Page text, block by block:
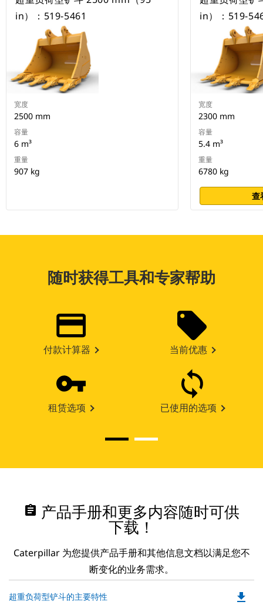
in）：519-5461
宽度
2500 mm
容量
6 m³
重量
907 kg
in）：519-
宽度
2300 mm
容量
5.4 m³
重量
6780 kg
查
随时获得工具和专家帮助
付款计算器 当前优惠
租赁选项 已使用的选项
assignment 产品手册和更多内容随时可供
下载！
Caterpillar 为您提供产品手册和其他信息文档以满足您不
断变化的业务需求。
超重负荷型铲斗的主要特性 file_download